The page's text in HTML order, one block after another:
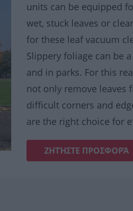
units can be equipped
wet, stuck leaves or
for these leaf vacuum
Slippery foliage can be
and in parks. For this
not only remove leaves
difficult corners and
are the right choice for
ΖΗΤΉΣΤΕ ΠΡΟΣΦΟΡΆ